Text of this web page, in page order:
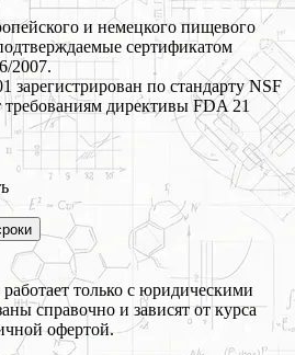
и немецкого пищевого
сертификатом
2007.
зарегистрирован по стандарту NSF
требованиям директивы FDA 21
только с юридическими
справочно и зависят от курса
офертой.